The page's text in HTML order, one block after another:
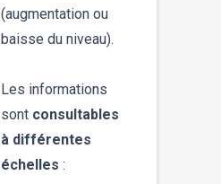
(augmentation ou
baisse du niveau).
Les informations
sont consultables
à différentes
échelles :